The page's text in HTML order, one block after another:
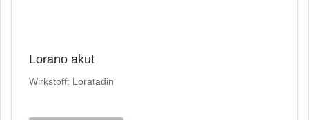
Lorano akut
Wirkstoff: Loratadin